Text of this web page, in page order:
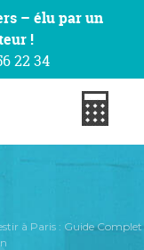
– élu par un
!
22 34
à Paris : Guide Complet